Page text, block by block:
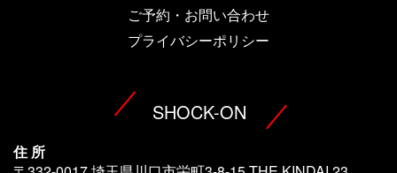
ご予約・お問い合わせ
プライバシーポリシー
SHOCK-ON
住 所